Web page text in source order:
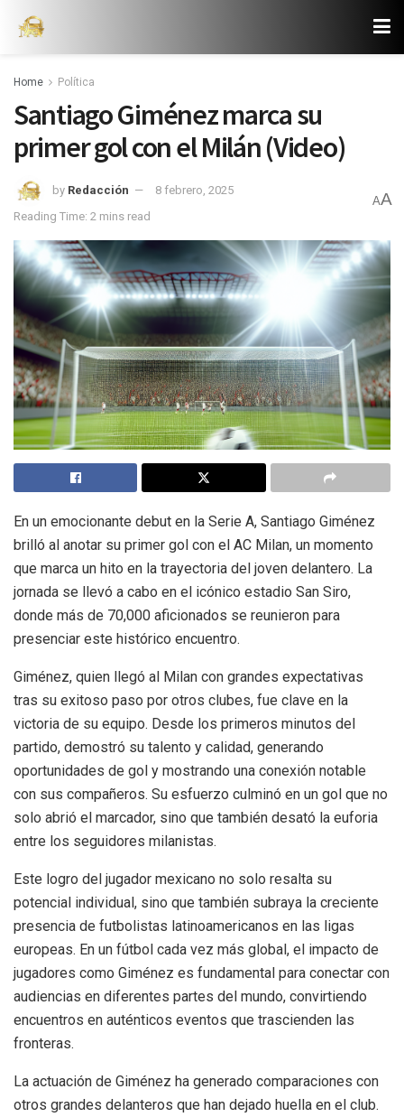
Home Política
Santiago Giménez marca su
primer gol con el Milán (Video)
by Redacción
8 febrero, 2025
Reading Time: 2 mins read
AA
En un emocionante debut en la Serie A, Santiago Giménez
brilló al anotar su primer gol con el AC Milan, un momento
que marca un hito en la trayectoria del joven delantero. La
jornada se llevó a cabo en el icónico estadio San Siro,
donde más de 70,000 aficionados se reunieron para
presenciar este histórico encuentro.
Giménez, quien llegó al Milan con grandes expectativas
tras su exitoso paso por otros clubes, fue clave en la
victoria de su equipo. Desde los primeros minutos del
partido, demostró su talento y calidad, generando
oportunidades de gol y mostrando una conexión notable
con sus compañeros. Su esfuerzo culminó en un gol que no
solo abrió el marcador, sino que también desató la euforia
entre los seguidores milanistas.
Este logro del jugador mexicano no solo resalta su
potencial individual, sino que también subraya la creciente
presencia de futbolistas latinoamericanos en las ligas
europeas. En un fútbol cada vez más global, el impacto de
jugadores como Giménez es fundamental para conectar con
audiencias en diferentes partes del mundo, convirtiendo
encuentros en auténticos eventos que trascienden las
fronteras.
La actuación de Giménez ha generado comparaciones con
otros grandes delanteros que han dejado huella en el club.